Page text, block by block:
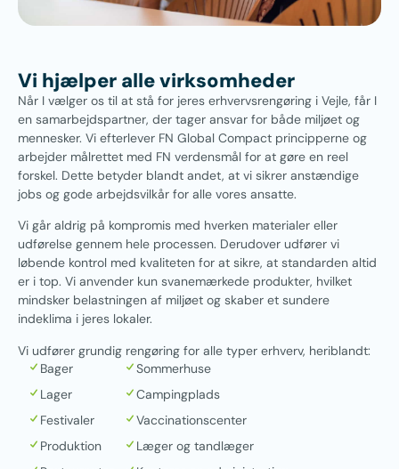
Vi hjælper alle virksomheder
Når I vælger os til at stå for jeres erhvervsrengøring i Vejle, får I
en samarbejdspartner, der tager ansvar for både miljøet og
mennesker. Vi efterlever FN Global Compact principperne og
arbejder målrettet med FN verdensmål for at gøre en reel
forskel. Dette betyder blandt andet, at vi sikrer anstændige
jobs og gode arbejdsvilkår for alle vores ansatte.
Vi går aldrig på kompromis med hverken materialer eller
udførelse gennem hele processen. Derudover udfører vi
løbende kontrol med kvaliteten for at sikre, at standarden altid
er i top. Vi anvender kun svanemærkede produkter, hvilket
mindsker belastningen af miljøet og skaber et sundere
indeklima i jeres lokaler.
Vi udfører grundig rengøring for alle typer erhverv, heriblandt:
Bager
Lager
Festivaler
Produktion
Sommerhuse
Campingplads
Vaccinationscenter
Læger og tandlæger